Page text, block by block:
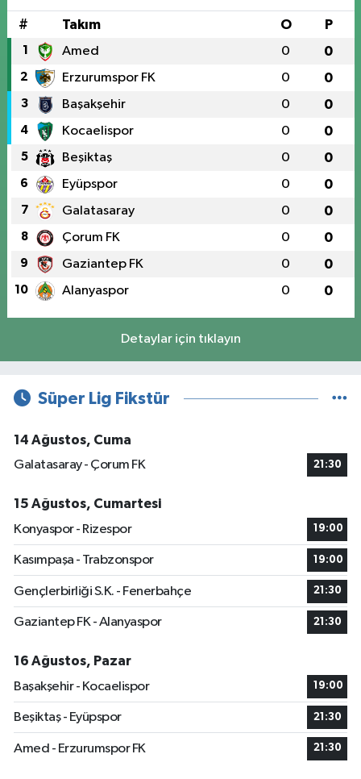
# Takım O P
1 Amed 0 0
2 Erzurumspor FK 0 0
3 Başakşehir 0 0
4 Kocaelispor 0 0
5 Beşiktaş 0 0
6 Eyüpspor 0 0
7 Galatasaray 0 0
8 Çorum FK 0 0
9 Gaziantep FK 0 0
10 Alanyaspor 0 0
Detaylar için tıklayın
Süper Lig Fikstür
14 Ağustos, Cuma
Galatasaray - Çorum FK
21:30
15 Ağustos, Cumartesi
Konyaspor - Rizespor
19:00
Kasımpaşa - Trabzonspor 19:00
Gençlerbirliği S.K. - Fenerbahçe 21:30
Gaziantep FK - Alanyaspor 21:30
16 Ağustos, Pazar
Başakşehir - Kocaelispor
19:00
Beşiktaş - Eyüpspor 21:30
Amed - Erzurumspor FK 21:30